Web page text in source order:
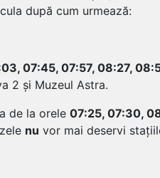
după cum urmează:
07:45, 07:57, 08:27,
2 și Muzeul Astra.
de la orele 07:25, 07:30,
nu vor mai deservi